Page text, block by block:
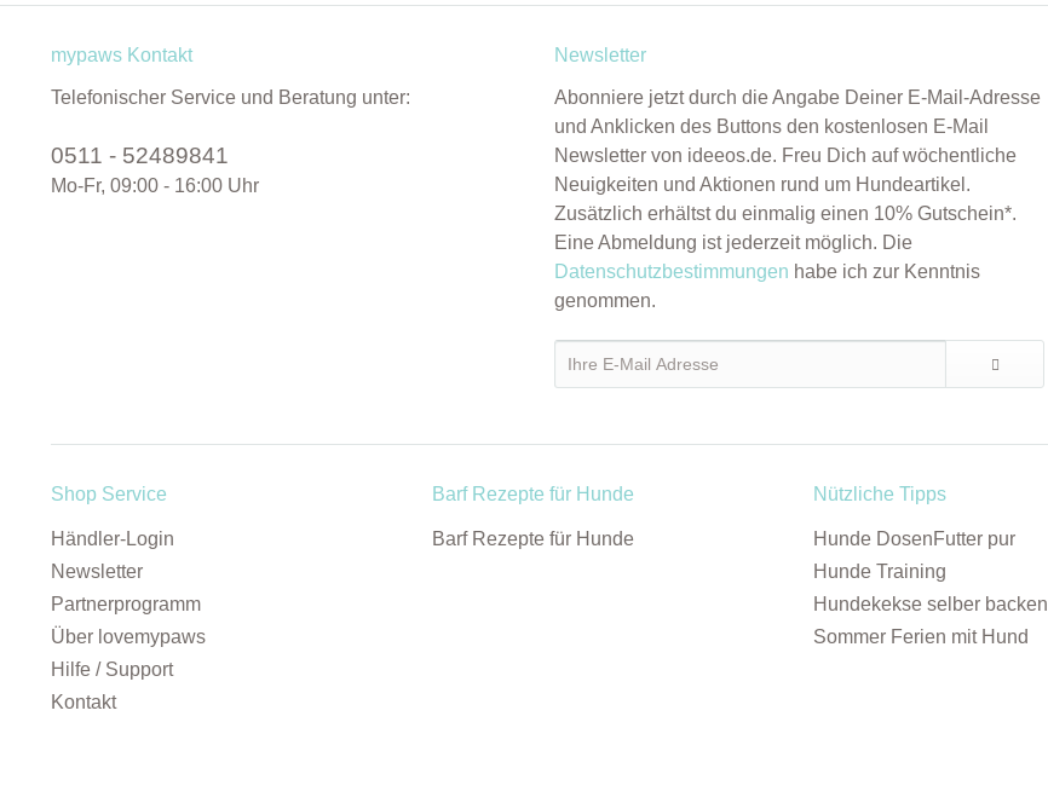
mypaws Kontakt
Telefonischer Service und Beratung unter:
0511 - 52489841
Mo-Fr, 09:00 - 16:00 Uhr
Newsletter
Abonniere jetzt durch die Angabe Deiner E-Mail-Adresse
und Anklicken des Buttons den kostenlosen E-Mail
Newsletter von ideeos.de. Freu Dich auf wöchentliche
Neuigkeiten und Aktionen rund um Hundeartikel.
Zusätzlich erhältst du einmalig einen 10% Gutschein*.
Eine Abmeldung ist jederzeit möglich. Die
Datenschutzbestimmungen habe ich zur Kenntnis
genommen.
Shop Service
Händler-Login
Newsletter
Partnerprogramm
Über lovemypaws
Hilfe / Support
Kontakt
Barf Rezepte für Hunde
Barf Rezepte für Hunde
Nützliche Tipps
Hunde DosenFutter pur
Hunde Training
Hundekekse selber backen
Sommer Ferien mit Hund